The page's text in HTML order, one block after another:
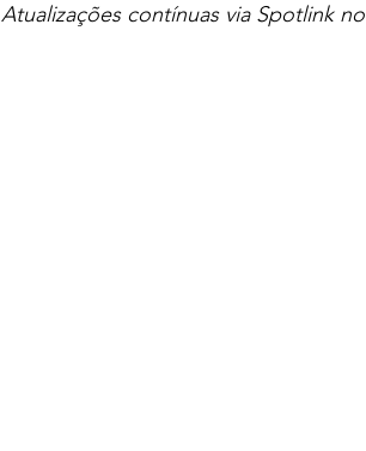
Atualizações contínuas via Spotlink no